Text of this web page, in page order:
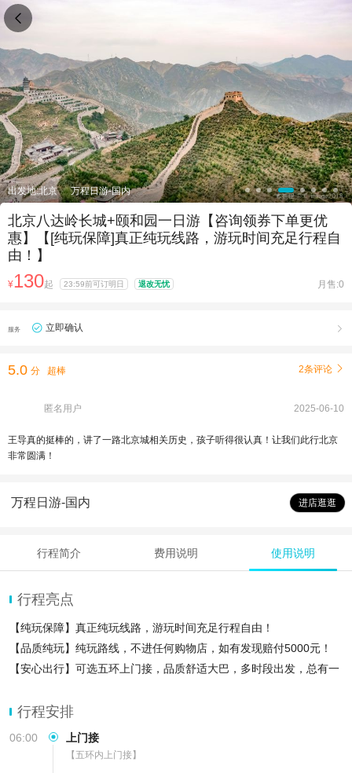
出发地:北京 万程日游-国内
北京八达岭长城+颐和园一日游【咨询领券下单更优
惠】【[纯玩保障]真正纯玩线路，游玩时间充足行程自
由！】
¥130起 23:59前可订明日 退改无忧 月售:0
服务 立即确认 
5.0 分 超棒 2条评论 
匿名用户 2025-06-10
王导真的挺棒的，讲了一路北京城相关历史，孩子听得很认真！让我们此行北京
非常圆满！
万程日游-国内 进店逛逛
行程简介 费用说明 使用说明
行程亮点
【纯玩保障】真正纯玩线路，游玩时间充足行程自由！
【品质纯玩】纯玩路线，不进任何购物店，如有发现赔付5000元！
【安心出行】可选五环上门接，品质舒适大巴，多时段出发，总有一
行程安排
06:00 上门接
【五环内上门接】
